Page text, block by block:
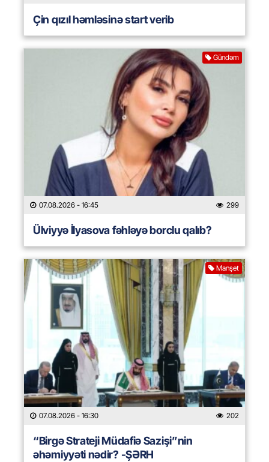
Çin qızıl həmləsinə start verib
Gündəm
07.08.2026 - 16:45 299
Ülviyyə İlyasova fəhləyə borclu qalıb?
Manşet
07.08.2026 - 16:30 202
“Birgə Strateji Müdafiə Sazişi”nin
əhəmiyyəti nədir? -ŞƏRH